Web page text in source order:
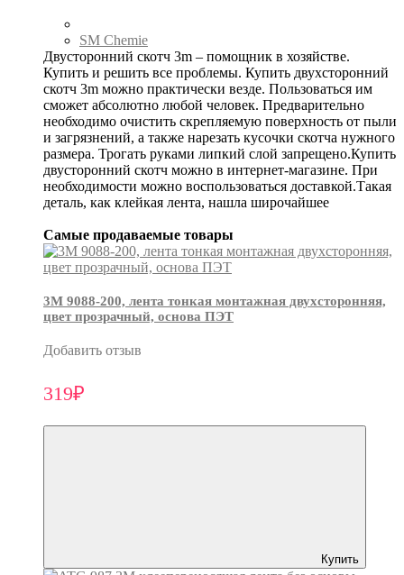
SM Chemie
Двусторонний скотч 3m – помощник в хозяйстве.
Купить и решить все проблемы. Купить двухсторонний
скотч 3m можно практически везде. Пользоваться им
сможет абсолютно любой человек. Предварительно
необходимо очистить скрепляемую поверхность от пыли
и загрязнений, а также нарезать кусочки скотча нужного
размера. Трогать руками липкий слой запрещено.Купить
двусторонний скотч можно в интернет-магазине. При
необходимости можно воспользоваться доставкой.Такая
деталь, как клейкая лента, нашла широчайшее
Самые продаваемые товары
3М 9088-200, лента тонкая монтажная двухсторонняя,
цвет прозрачный, основа ПЭТ
Добавить отзыв
319₽
Купить